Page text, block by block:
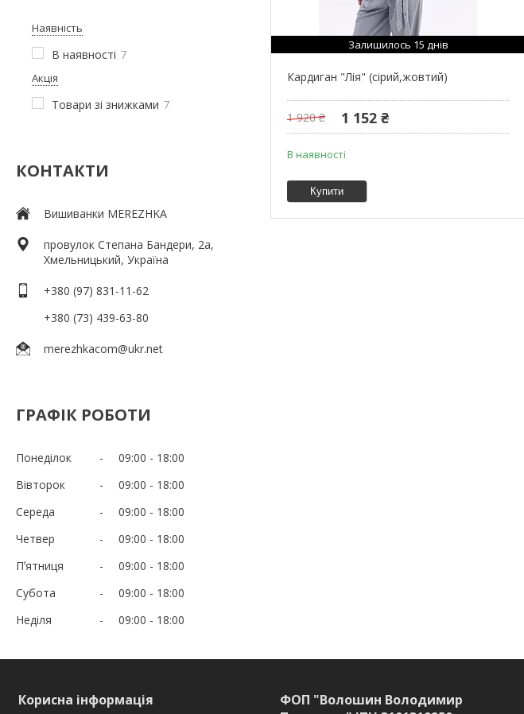
Наявність
В наявності 7
Акція
Товари зі знижками 7
КОНТАКТИ
Вишиванки MEREZHKA
провулок Степана Бандери, 2a,
Хмельницький, Україна
+380 (97) 831-11-62
+380 (73) 439-63-80
merezhkacom@ukr.net
ГРАФІК РОБОТИ
Понеділок 09:00
18:00
Вівторок
09:00
18:00
Середа
09:00
18:00
Четвер
09:00
18:00
Пʼятниця
09:00
18:00
Субота
09:00
18:00
Неділя
09:00 18:00
Залишилось 15 днів
Кардиган "Лія" (сірий,жовтий)
1 920 ₴ 1 152 ₴
В наявності
Купити
Корисна інформація
ФОП "Волошин Володимир